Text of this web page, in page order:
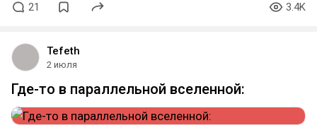
21 3.4K
Tefeth
2 июля
Где-то в параллельной вселенной: